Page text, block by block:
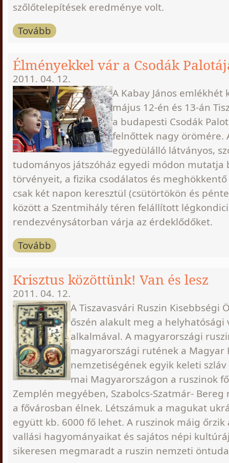
szőlőtelepítések eredménye volt.
Tovább
Élményekkel vár a Csodák
2011. 04. 12.
A Kabay János
május 12-én és 13-án
a budapesti Csodák
felnőttek nagy örömére.
egyedülálló látványos,
tudományos játszóház egyedi módon mutatja
törvényeit, a fizika csodálatos és
csak két napon keresztül (csütörtökön és
között a Szentmihály téren felállított
rendezvénysátorban várja az érdeklődőket.
Tovább
Krisztus közöttünk! Van és lesz
2011. 04. 12.
A Tiszavasvári Ruszin Kisebbségi
őszén alakult meg a helyhatósági
alkalmával. A magyarországi
magyarországi rutének a Magyar
nemzetiségének egyik keleti
mai Magyarországon a ruszinok
Zemplén megyében, Szabolcs-Szatmár-
a fővárosban élnek. Létszámuk a magukat
együtt kb. 6000 fő lehet. A ruszinok máig
vallási hagyományaikat és sajátos népi
sikeresen megmaradt a ruszin nemzeti